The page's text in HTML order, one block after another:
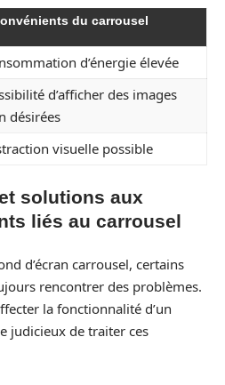
du carrousel
d’énergie élevée
d’afficher des images
désirées
visuelle possible
solutions aux
liés au carrousel
d’écran carrousel, certains
rencontrer des problèmes.
la fonctionnalité d’un
judicieux de traiter ces